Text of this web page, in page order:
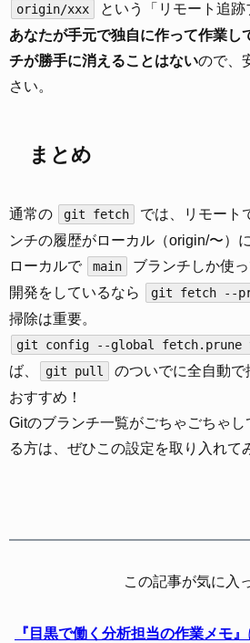
origin/xxx
という「リモート追跡
あなたが手元で独自に作って作業し
チが勝手に消えることはないので、
さい。
まとめ
通常の git fetch
では、リモート
ンチの履歴がローカル（origin/〜）
ローカルで
main
ブランチしか使
開発をしているなら
git fetch --
掃除は重要。
git config --global fetch.prune
ば、
git pull
のついでに全自動で
おすすめ！
Gitのブランチ一覧がごちゃごちゃ
る方は、ぜひこの設定を取り入れて
この記事が気に入
『目黒で働く分析担当の作業メモ』